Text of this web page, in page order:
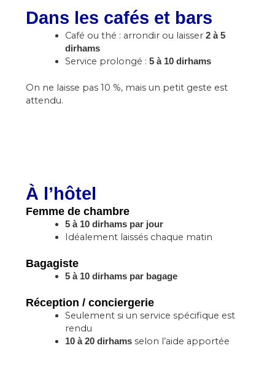
Dans les cafés et bars
Café ou thé : arrondir ou laisser2 à 5
dirhams
Service prolongé :5 à 10 dirhams
On ne laisse pas 10 %, mais un petit geste est
attendu.
À l’hôtel
Femme de chambre
5 à 10 dirhams par jour
Idéalement laissés chaque matin
Bagagiste
5 à 10 dirhams par bagage
Réception / conciergerie
Seulement si un service spécifique est
rendu
10 à 20 dirhams selon l’aide apportée